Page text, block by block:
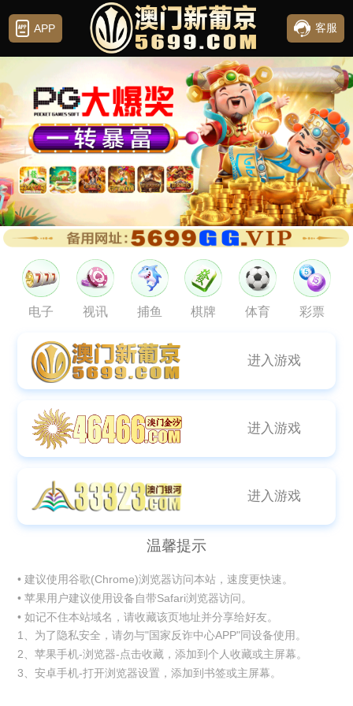
APP 客服
电子 视讯 捕鱼 棋牌 体育 彩票
进入游戏
进入游戏
进入游戏
温馨提示
• 建议使用谷歌(Chrome)浏览器访问本站，速度更快速。
• 苹果用户建议使用设备自带Safari浏览器访问。
• 如记不住本站域名，请收藏该页地址并分享给好友。
1、为了隐私安全，请勿与"国家反诈中心APP"同设备使用。
2、苹果手机-浏览器-点击收藏，添加到个人收藏或主屏幕。
3、安卓手机-打开浏览器设置，添加到书签或主屏幕。